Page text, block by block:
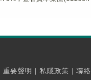
重要聲明 | 私隱政策 | 聯